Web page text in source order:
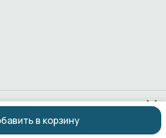
в корзину
40-летия Победы, 338
возвратаРеквизитыОферта